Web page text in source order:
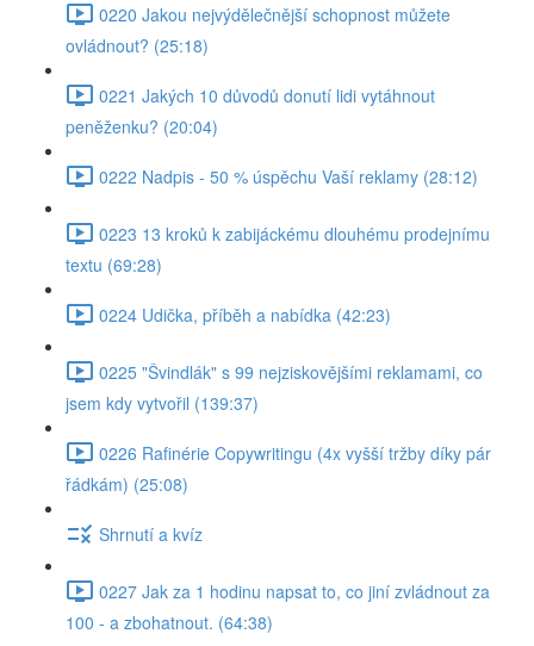
0220 Jakou nejvýdělečnější schopnost můžete
ovládnout? (25:18)
0221 Jakých 10 důvodů donutí lidi vytáhnout
peněženku? (20:04)
0222 Nadpis - 50 % úspěchu Vaší reklamy (28:12)
0223 13 kroků k zabijáckému dlouhému prodejnímu
textu (69:28)
0224 Udička, příběh a nabídka (42:23)
0225 "Švindlák" s 99 nejziskovějšími reklamami, co
jsem kdy vytvořil (139:37)
0226 Rafinérie Copywritingu (4x vyšší tržby díky pár
řádkám) (25:08)
Shrnutí a kvíz
0227 Jak za 1 hodinu napsat to, co jiní zvládnout za
100 - a zbohatnout. (64:38)